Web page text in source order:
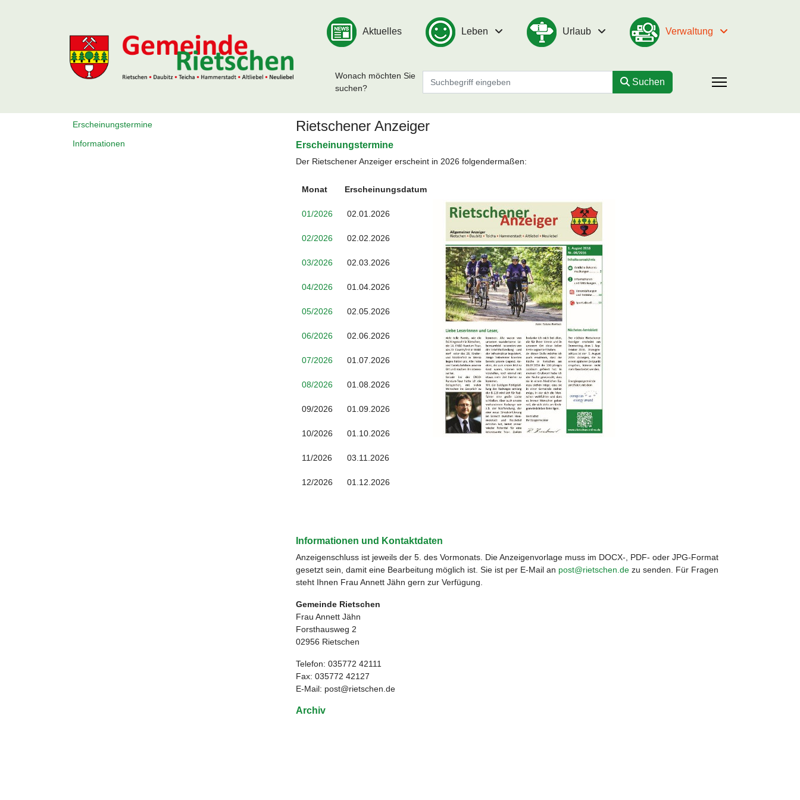
Aktuelles Leben Urlaub Verwaltung
Wonach möchten Sie
suchen?
Suchen
Erscheinungstermine
Informationen
Rietschener Anzeiger
Erscheinungstermine
Der Rietschener Anzeiger erscheint in 2026 folgendermaßen:
Monat Erscheinungsdatum
01/2026 02.01.2026
02/2026 02.02.2026
03/2026 02.03.2026
04/2026 01.04.2026
05/2026 02.05.2026
06/2026 02.06.2026
07/2026 01.07.2026
08/2026 01.08.2026
09/2026 01.09.2026
10/2026 01.10.2026
11/2026 03.11.2026
12/2026 01.12.2026
Informationen und Kontaktdaten
Anzeigenschluss ist jeweils der 5. des Vormonats. Die Anzeigenvorlage muss im DOCX-, PDF- oder JPG-Format
gesetzt sein, damit eine Bearbeitung möglich ist. Sie ist per E-Mail an post@rietschen.de zu senden. Für Fragen
steht Ihnen Frau Annett Jähn gern zur Verfügung.
Gemeinde Rietschen
Frau Annett Jähn
Forsthausweg 2
02956 Rietschen
Telefon: 035772 42111
Fax: 035772 42127
E-Mail: post@rietschen.de
Archiv